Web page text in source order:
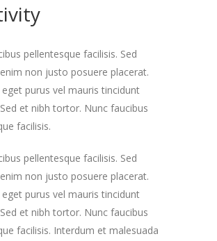
pellentesque facilisis. Sed
non justo posuere placerat.
eget purus vel mauris tincidunt
et nibh tortor. Nunc faucibus
facilisis.
pellentesque facilisis. Sed
non justo posuere placerat.
eget purus vel mauris tincidunt
et nibh tortor. Nunc faucibus
facilisis. Interdum et malesuada